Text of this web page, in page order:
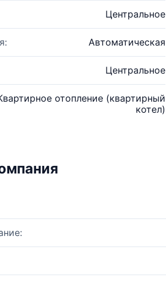
Центральное
Автоматическая
Центральное
отопление (квартирный
котел)